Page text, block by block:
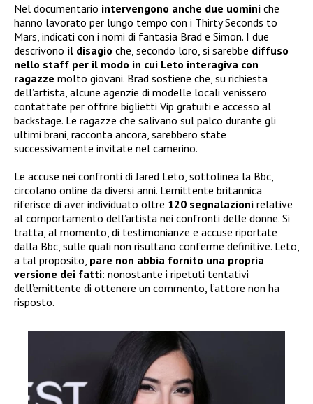
Nel documentario intervengono anche due uomini che
hanno lavorato per lungo tempo con i Thirty Seconds to
Mars, indicati con i nomi di fantasia Brad e Simon. I due
descrivono il disagio che, secondo loro, si sarebbe diffuso
nello staff per il modo in cui Leto interagiva con
ragazze molto giovani. Brad sostiene che, su richiesta
dell’artista, alcune agenzie di modelle locali venissero
contattate per offrire biglietti Vip gratuiti e accesso al
backstage. Le ragazze che salivano sul palco durante gli
ultimi brani, racconta ancora, sarebbero state
successivamente invitate nel camerino.
Le accuse nei confronti di Jared Leto, sottolinea la Bbc,
circolano online da diversi anni. L’emittente britannica
riferisce di aver individuato oltre 120 segnalazioni relative
al comportamento dell’artista nei confronti delle donne. Si
tratta, al momento, di testimonianze e accuse riportate
dalla Bbc, sulle quali non risultano conferme definitive. Leto,
a tal proposito, pare non abbia fornito una propria
versione dei fatti: nonostante i ripetuti tentativi
dell’emittente di ottenere un commento, l’attore non ha
risposto.